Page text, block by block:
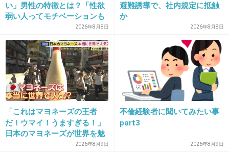
出典：livedoor.blogimg.jp
この人、ガチでオタクだけど面白くて好きｗ
めげずに水樹奈々のライブに行ったオタク魂が
すごいｗ
2016/06/26(日) 20:39:38
い」男性の特徴とは？「性欲
弱い人ってモチベーションも
低いので貧乏人多い」2026年8月8日
避難誘導で、社内規定に抵触
か
2026年8月8日
「これはマヨネーズの王者
だ！ウマイ！うますぎる！」
日本のマヨネーズが世界を魅
了 「ソース類」の輸出額が
2026年8月9日
不倫経験者に聞いてみたい事
part3
2026年8月9日